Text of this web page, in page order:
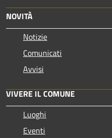
NOVITÀ
Notizie
Comunicati
Avvisi
VIVERE IL COMUNE
Luoghi
Eventi